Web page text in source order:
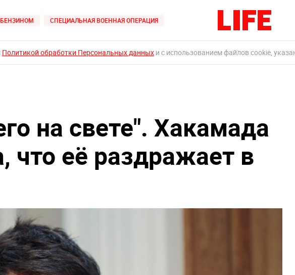
СПЕЦИАЛЬНАЯ ВОЕННАЯ ОПЕРАЦИЯ
Политикой обработки Персональных данных и с использованием файлов cookie,
на свете". Хакамада
что её раздражает в